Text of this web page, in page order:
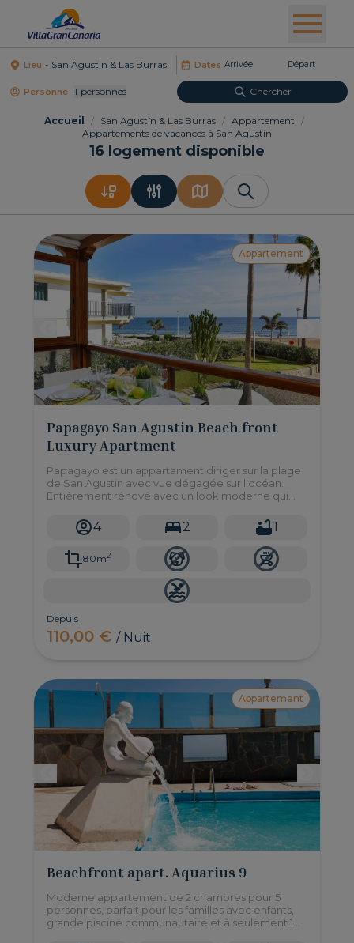
Lieu Dates
Personne 1 Personnes Chercher
Accueil / San Agustín & Las Burras / Appartement /
Appartements de vacances à San Agustín
16 logement disponible
Appartement
Papagayo San Agustin Beach front
Luxury Apartment
Papagayo est un appartament diriger sur la plage
de San Agustin avec vue dégagée sur l'océan.
Entièrement rénové avec un look moderne qui
4 2 1
80m2
Depuis
110,00 €/ Nuit
Appartement
Beachfront apart. Aquarius 9
Moderne appartement de 2 chambres pour 5
personnes, parfait pour les familles avec enfants,
grande piscine communautaire et à seulement 1